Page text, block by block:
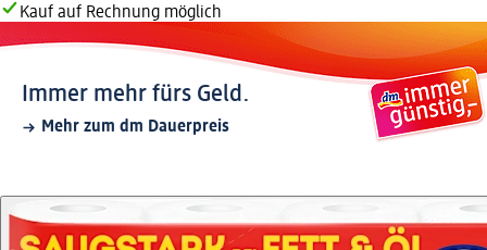
Kauf auf Rechnung möglich
Immer mehr fürs Geld.
Mehr zum dm Dauerpreis